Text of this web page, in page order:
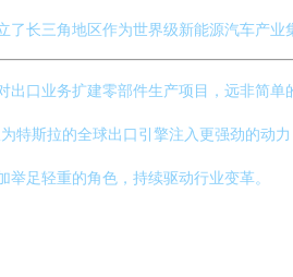
了长三角地区作为世界级新能源汽车产
出口业务扩建零部件生产项目，远非简
特斯拉的全球出口引擎注入更强劲的动
举足轻重的角色，持续驱动行业变革。